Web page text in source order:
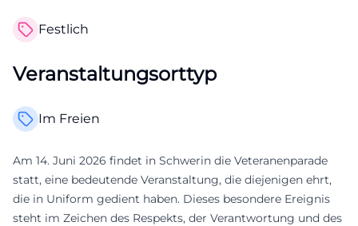
Festlich
Veranstaltungsorttyp
Im Freien
Am 14. Juni 2026 findet in Schwerin die Veteranenparade
statt, eine bedeutende Veranstaltung, die diejenigen ehrt,
die in Uniform gedient haben. Dieses besondere Ereignis
steht im Zeichen des Respekts, der Verantwortung und des